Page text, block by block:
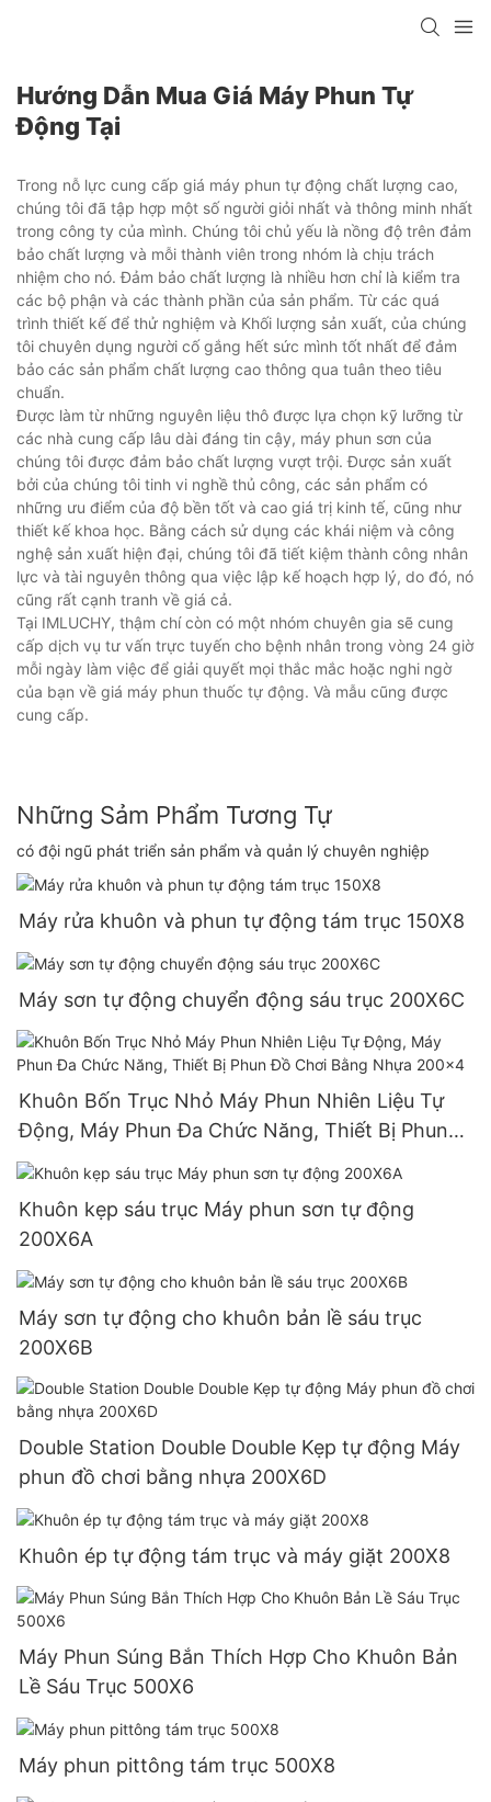
Hướng Dẫn Mua Giá Máy Phun Tự
Động Tại
Trong nỗ lực cung cấp giá máy phun tự động chất lượng cao,
chúng tôi đã tập hợp một số người giỏi nhất và thông minh nhất
trong công ty của mình. Chúng tôi chủ yếu là nồng độ trên đảm
bảo chất lượng và mỗi thành viên trong nhóm là chịu trách
nhiệm cho nó. Đảm bảo chất lượng là nhiều hơn chỉ là kiểm tra
các bộ phận và các thành phần của sản phẩm. Từ các quá
trình thiết kế để thử nghiệm và Khối lượng sản xuất, của chúng
tôi chuyên dụng người cố gắng hết sức mình tốt nhất để đảm
bảo các sản phẩm chất lượng cao thông qua tuân theo tiêu
chuẩn.
Được làm từ những nguyên liệu thô được lựa chọn kỹ lưỡng từ
các nhà cung cấp lâu dài đáng tin cậy, máy phun sơn của
chúng tôi được đảm bảo chất lượng vượt trội. Được sản xuất
bởi của chúng tôi tinh vi nghề thủ công, các sản phẩm có
những ưu điểm của độ bền tốt và cao giá trị kinh tế, cũng như
thiết kế khoa học. Bằng cách sử dụng các khái niệm và công
nghệ sản xuất hiện đại, chúng tôi đã tiết kiệm thành công nhân
lực và tài nguyên thông qua việc lập kế hoạch hợp lý, do đó, nó
cũng rất cạnh tranh về giá cả.
Tại IMLUCHY, thậm chí còn có một nhóm chuyên gia sẽ cung
cấp dịch vụ tư vấn trực tuyến cho bệnh nhân trong vòng 24 giờ
mỗi ngày làm việc để giải quyết mọi thắc mắc hoặc nghi ngờ
của bạn về giá máy phun thuốc tự động. Và mẫu cũng được
cung cấp.
Những Sảm Phẩm Tương Tự
có đội ngũ phát triển sản phẩm và quản lý chuyên nghiệp
Máy rửa khuôn và phun tự động tám trục 150X8
Máy sơn tự động chuyển động sáu trục 200X6C
Khuôn Bốn Trục Nhỏ Máy Phun Nhiên Liệu Tự
Động, Máy Phun Đa Chức Năng, Thiết Bị Phun
Đồ Chơi Bằng Nhựa 200x4
Khuôn kẹp sáu trục Máy phun sơn tự động
200X6A
Máy sơn tự động cho khuôn bản lề sáu trục
200X6B
Double Station Double Double Kẹp tự động Máy
phun đồ chơi bằng nhựa 200X6D
Khuôn ép tự động tám trục và máy giặt 200X8
Máy Phun Súng Bắn Thích Hợp Cho Khuôn Bản
Lề Sáu Trục 500X6
Máy phun pittông tám trục 500X8